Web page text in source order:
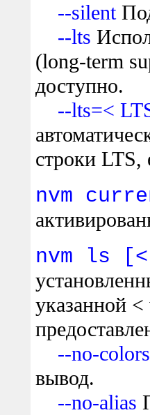
--silent
--lts
(long-term
доступно.
--lts=<
строки LTS,
nvm
nvm ls
указанной
--no-colors
вывод.
--no-alias